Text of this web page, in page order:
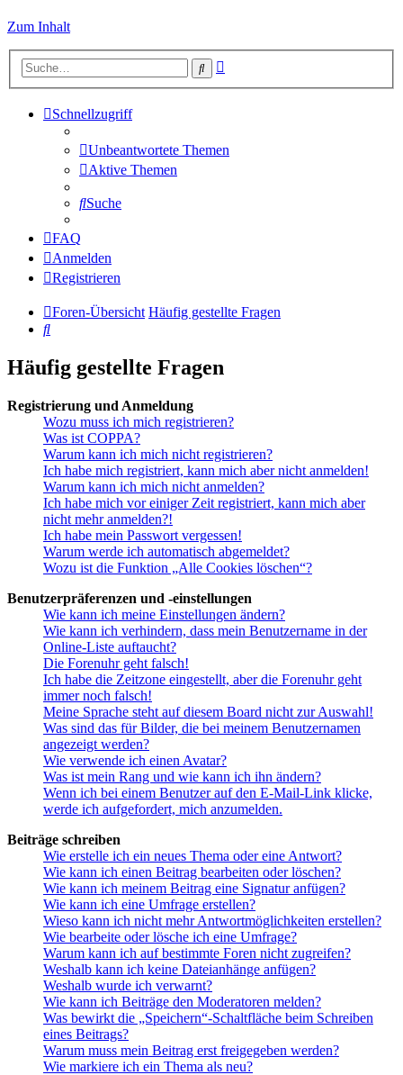
Zum Inhalt
Suche
Schnellzugriff
Unbeantwortete Themen
Aktive Themen
Suche
FAQ
Anmelden
Registrieren
Foren-Übersicht Häufig gestellte Fragen
Suche
Häufig gestellte Fragen
Registrierung und Anmeldung
Wozu muss ich mich registrieren?
Was ist COPPA?
Warum kann ich mich nicht registrieren?
Ich habe mich registriert, kann mich aber nicht anmelden!
Warum kann ich mich nicht anmelden?
Ich habe mich vor einiger Zeit registriert, kann mich aber
nicht mehr anmelden?!
Ich habe mein Passwort vergessen!
Warum werde ich automatisch abgemeldet?
Wozu ist die Funktion „Alle Cookies löschen“?
Benutzerpräferenzen und -einstellungen
Wie kann ich meine Einstellungen ändern?
Wie kann ich verhindern, dass mein Benutzername in der
Online-Liste auftaucht?
Die Forenuhr geht falsch!
Ich habe die Zeitzone eingestellt, aber die Forenuhr geht
immer noch falsch!
Meine Sprache steht auf diesem Board nicht zur Auswahl!
Was sind das für Bilder, die bei meinem Benutzernamen
angezeigt werden?
Wie verwende ich einen Avatar?
Was ist mein Rang und wie kann ich ihn ändern?
Wenn ich bei einem Benutzer auf den E-Mail-Link klicke,
werde ich aufgefordert, mich anzumelden.
Beiträge schreiben
Wie erstelle ich ein neues Thema oder eine Antwort?
Wie kann ich einen Beitrag bearbeiten oder löschen?
Wie kann ich meinem Beitrag eine Signatur anfügen?
Wie kann ich eine Umfrage erstellen?
Wieso kann ich nicht mehr Antwortmöglichkeiten erstellen?
Wie bearbeite oder lösche ich eine Umfrage?
Warum kann ich auf bestimmte Foren nicht zugreifen?
Weshalb kann ich keine Dateianhänge anfügen?
Weshalb wurde ich verwarnt?
Wie kann ich Beiträge den Moderatoren melden?
Was bewirkt die „Speichern“-Schaltfläche beim Schreiben
eines Beitrags?
Warum muss mein Beitrag erst freigegeben werden?
Wie markiere ich ein Thema als neu?